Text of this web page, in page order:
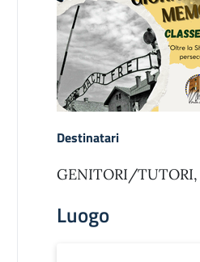
Destinatari
GENITORI/TUTORI,
Luogo